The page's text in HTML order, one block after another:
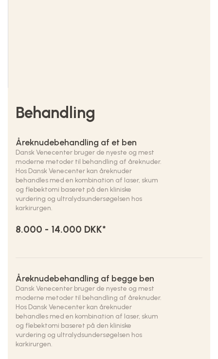
Behandling
Åreknudebehandling af et ben
Dansk Venecenter bruger de nyeste og mest
moderne metoder til behandling af åreknuder.
Hos Dansk Venecenter kan åreknuder
behandles med en kombination af laser, skum
og flebektomi baseret på den kliniske
vurdering og ultralydsundersøgelsen hos
karkirurgen.
8.000 - 14.000 DKK*
Åreknudebehandling af begge ben
Dansk Venecenter bruger de nyeste og mest
moderne metoder til behandling af åreknuder.
Hos Dansk Venecenter kan åreknuder
behandles med en kombination af laser, skum
og flebektomi baseret på den kliniske
vurdering og ultralydsundersøgelsen hos
karkirurgen.